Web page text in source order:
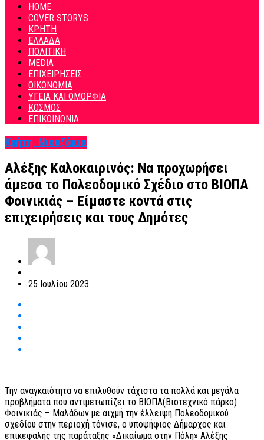
HOME
COVER STORYS
ΚΡΗΤΗ
ΕΛΛΑΔΑ
ΠΟΛΙΤΙΚΗ
MEDIA
ΕΠΙΧΕΙΡΗΣΕΙΣ
ΟΙΚΟΝΟΜΙΑ
ΥΓΕΙΑ ΚΑΙ ΟΜΟΡΦΙΑ
ΚΟΣΜΟΣ
ΕΠΙΚΟΙΝΩΝΙΑ
Κρήτη_Νιουζάκια
Αλέξης Καλοκαιρινός: Να προχωρήσει
άμεσα το Πολεοδομικό Σχέδιο στο ΒΙΟΠΑ
Φοινικιάς – Είμαστε κοντά στις
επιχειρήσεις και τους Δημότες
25 Ιουλίου 2023
Την αναγκαιότητα να επιλυθούν τάχιστα τα πολλά και μεγάλα
προβλήματα που αντιμετωπίζει το ΒΙΟΠΑ(Βιοτεχνικό πάρκο)
Φοινικιάς – Μαλάδων με αιχμή την έλλειψη Πολεοδομικού
σχεδίου στην περιοχή τόνισε, ο υποψήφιος Δήμαρχος και
επικεφαλής της παράταξης «Δικαίωμα στην Πόλη» Αλέξης